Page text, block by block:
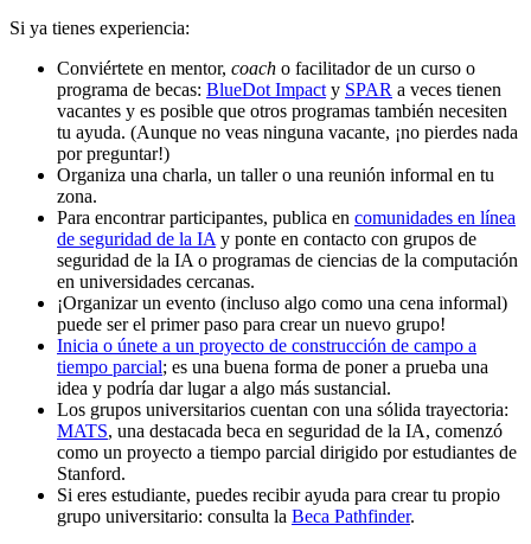
Si ya tienes experiencia:
Conviértete en mentor, coach o facilitador de un curso o
programa de becas: BlueDot Impact y SPAR a veces tienen
vacantes y es posible que otros programas también necesiten
tu ayuda. (Aunque no veas ninguna vacante, ¡no pierdes nada
por preguntar!)
Organiza una charla, un taller o una reunión informal en tu
zona.
Para encontrar participantes, publica en comunidades en línea
de seguridad de la IA y ponte en contacto con grupos de
seguridad de la IA o programas de ciencias de la computación
en universidades cercanas.
¡Organizar un evento (incluso algo como una cena informal)
puede ser el primer paso para crear un nuevo grupo!
Inicia o únete a un proyecto de construcción de campo a
tiempo parcial; es una buena forma de poner a prueba una
idea y podría dar lugar a algo más sustancial.
Los grupos universitarios cuentan con una sólida trayectoria:
MATS, una destacada beca en seguridad de la IA, comenzó
como un proyecto a tiempo parcial dirigido por estudiantes de
Stanford.
Si eres estudiante, puedes recibir ayuda para crear tu propio
grupo universitario: consulta la Beca Pathfinder.